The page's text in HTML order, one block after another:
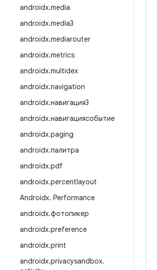
androidx.media
androidx.media3
androidx.mediarouter
androidx.metrics
androidx.multidex
androidx.navigation
androidx.навигация3
androidx.навигациясобытие
androidx.paging
androidx.палитра
androidx.pdf
androidx.percentlayout
Androidx. Performance
androidx.фотопикер
androidx.preference
androidx.print
androidx.privacysandbox.